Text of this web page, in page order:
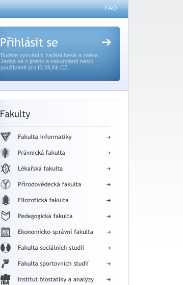
FAQ
Budete vyzvání k zadání hesla a jména.
Jedná se o jméno a sekundární heslo
používané pro IS.MUNI.CZ.